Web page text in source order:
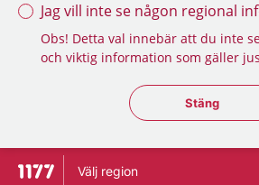
Jag vill inte se någon regional
Obs! Detta val innebär att du inte
och viktig information som gäller
Stäng
Stäng
Till startsidan för 1177
Välj region